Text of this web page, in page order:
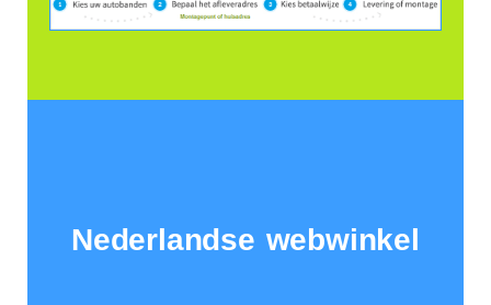
Nederlandse webwinkel